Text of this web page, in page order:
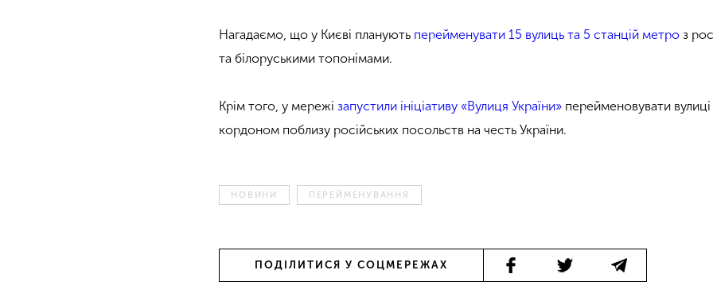
Нагадаємо, щоу Києві планують перейменувати 15 вулиць та 5 станцій метро з
та білоруськими топонімами.
Крім того, у мережі запустили ініціативу «Вулиця України» перейменовувати вулиці
кордоном поблизу російських посольств на честь України.
НОВИНИ ПЕРЕЙМЕНУВАННЯ
ПОДІЛИТИСЯ У СОЦМЕРЕЖАХ